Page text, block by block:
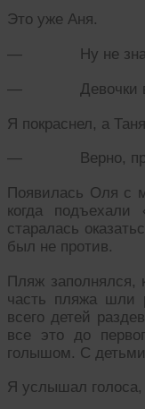
Это уже Аня.
— Ну не знаю. Вы
— Девочки
Я покраснел, а
— Верно,
Появилась Оля с
когда
старалась
был не против.
Пляж
часть пляжа шли
всего детей
все это до
голышом. С
Я услышал